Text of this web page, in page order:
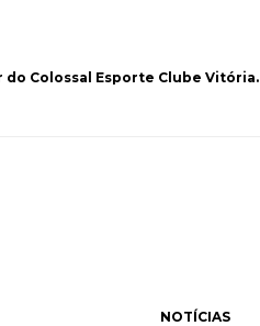
Colossal Esporte Clube Vitória.
NOTÍCIAS